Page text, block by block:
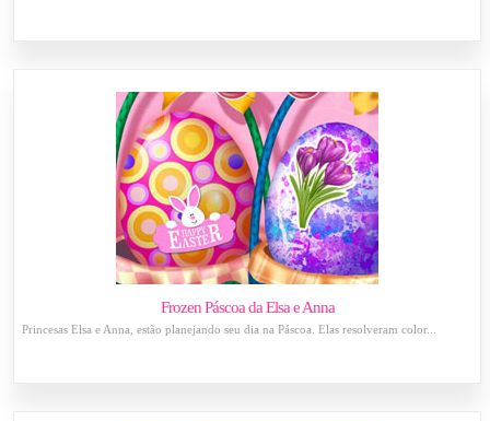
Frozen Páscoa da Elsa e Anna
Princesas Elsa e Anna, estão planejando seu dia na Páscoa. Elas resolveram color...